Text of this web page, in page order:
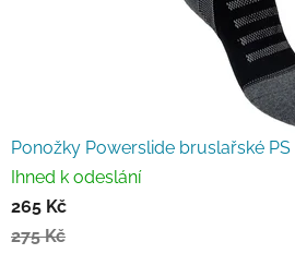
Ponožky Powerslide bruslařské PS
Ihned k odeslání
265 Kč
275 Kč